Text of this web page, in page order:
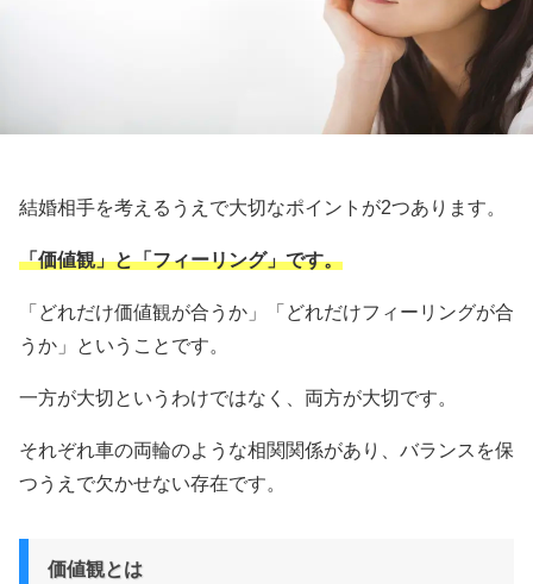
結婚相手を考えるうえで大切なポイントが2つあります。
「価値観」と「フィーリング」です。
「どれだけ価値観が合うか」「どれだけフィーリングが合
うか」ということです。
一方が大切というわけではなく、両方が大切です。
それぞれ車の両輪のような相関関係があり、バランスを保
つうえで欠かせない存在です。
価値観とは